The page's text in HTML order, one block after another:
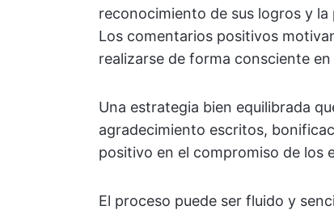
reconocimiento de sus logros y
Los comentarios positivos
realizarse de forma consciente
Una estrategia bien equilibrada
agradecimiento escritos,
positivo en el compromiso de los
El proceso puede ser fluido y